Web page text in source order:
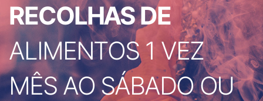
RECOLHAS DE
ALIMENTOS 1 VEZ
MÊS AO SÁBADO OU